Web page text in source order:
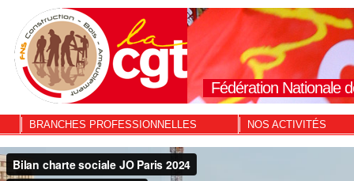
Fédération Nationale
BRANCHES PROFESSIONNELLES NOS ACTIVITÉS